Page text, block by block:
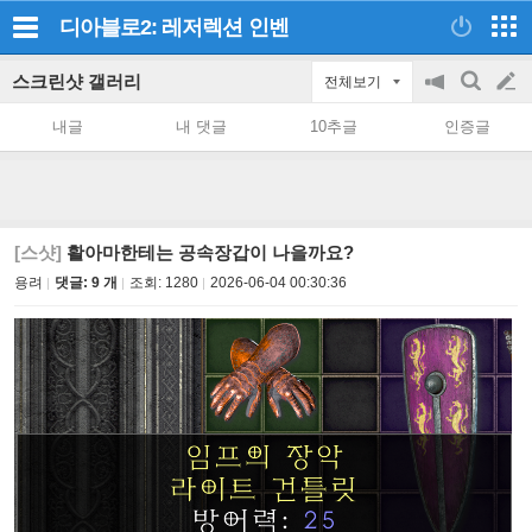
디아블로2: 레저렉션 인벤
스크린샷 갤러리 전체보기
공
on/off
검
색
글
쓰
내글 내 댓글 10추글 인증글
[스샷] 활아마한테는 공속장갑이 나을까요?
용려 댓글: 9 개 조회: 1280 2026-06-04 00:30:36